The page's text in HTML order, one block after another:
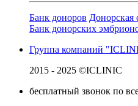
Банк доноров Донорская
Банк донорских
Группа компаний
2015 - 2025 ©ICLINIC
бесплатный звонок по